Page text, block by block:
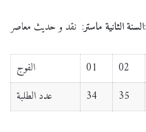
السنة الثانية ماستر: نقد و حديث معاصر:
الفوج 01 02
عدد الطلبة
34 35